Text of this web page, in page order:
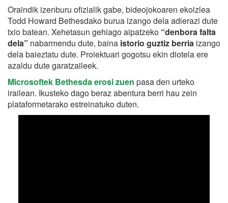
Oraindik izenburu ofizialik gabe, bideojokoaren ekoizlea
Todd Howard Bethesdako burua izango dela adierazi dute
txio batean. Xehetasun gehiago aipatzeko “denbora falta
dela” nabarmendu dute, baina istorio guztiz berria izango
dela baieztatu dute. Proiektuari gogotsu ekin diotela ere
azaldu dute garatzaileek.
Microsoftek Bethesda erosi zuen pasa den urteko
irailean. Ikusteko dago beraz abentura berri hau zein
plataformetarako estreinatuko duten.